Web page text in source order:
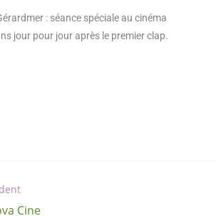
: séance spéciale au cinéma
jour pour jour après le premier clap.
Cine